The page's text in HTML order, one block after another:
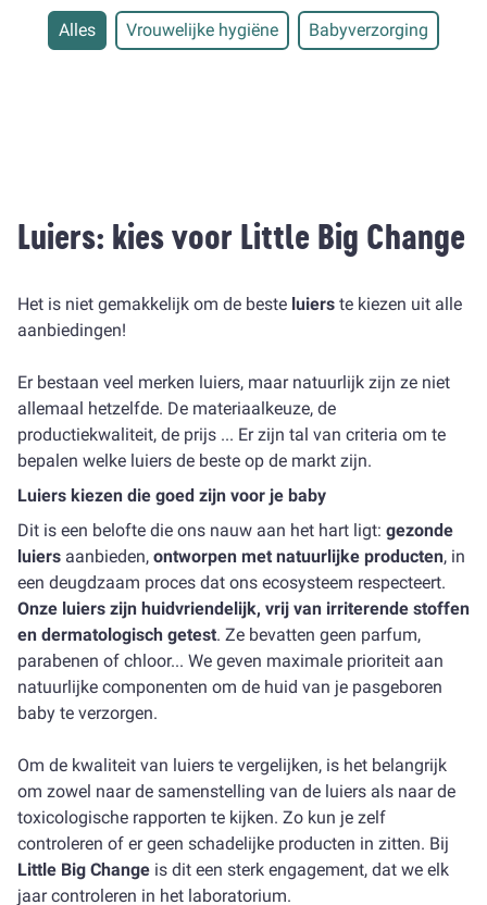
Alles Vrouwelijke hygiëne Babyverzorging
Luiers: kies voor Little Big Change
Het is niet gemakkelijk om de beste luiers te kiezen uit alle
aanbiedingen!
Er bestaan ​​veel merken luiers, maar natuurlijk zijn ze niet
allemaal hetzelfde. De materiaalkeuze, de
productiekwaliteit, de prijs ... Er zijn tal van criteria om te
bepalen welke luiers de beste op de markt zijn.
Luiers kiezen die goed zijn voor je baby
Dit is een belofte die ons nauw aan het hart ligt: ​​ gezonde
luiers aanbieden, ontworpen met natuurlijke producten, in
een deugdzaam proces dat ons ecosysteem respecteert.
Onze luiers zijn huidvriendelijk, vrij van irriterende stoffen
en dermatologisch getest. Ze bevatten geen parfum,
parabenen of chloor... We geven maximale prioriteit aan
natuurlijke componenten om de huid van je pasgeboren
baby te verzorgen.
Om de kwaliteit van luiers te vergelijken, is het belangrijk
om zowel naar de samenstelling van de luiers als naar de
toxicologische rapporten te kijken. Zo kun je zelf
controleren of er geen schadelijke producten in zitten. Bij
Little Big Change is dit een sterk engagement, dat we elk
jaar controleren in het laboratorium.